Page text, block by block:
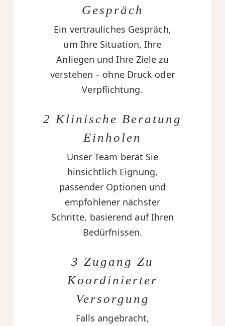
Gespräch
Ein vertrauliches Gespräch,
um Ihre Situation, Ihre
Anliegen und Ihre Ziele zu
verstehen – ohne Druck oder
Verpflichtung.
2 Klinische Beratung
Einholen
Unser Team berät Sie
hinsichtlich Eignung,
passender Optionen und
empfohlener nächster
Schritte, basierend auf Ihren
Bedürfnissen.
3 Zugang Zu
Koordinierter
Versorgung
Falls angebracht,